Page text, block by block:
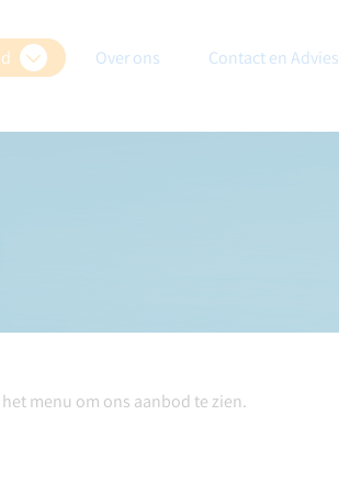
Over ons Contact en Advies
menu om ons aanbod te zien.